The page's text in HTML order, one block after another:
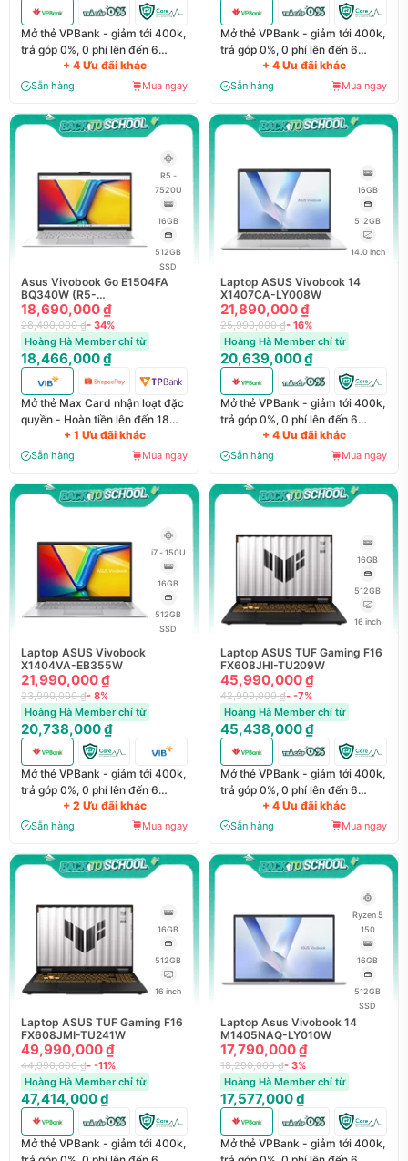
Mở thẻ VPBank - giảm tới 400k,
trả góp 0%, 0 phí lên đến 6
+ 4 Ưu đãi khác
Sẵn hàng Mua ngay
Mở thẻ VPBank - giảm tới 400k,
trả góp 0%, 0 phí lên đến 6
+ 4 Ưu đãi khác
Sẵn hàng Mua ngay
R5 -
7520U
16GB
512GB
SSD
Asus Vivobook Go E1504FA
BQ340W (R5-
7520U/16GB/512GB/15.6
inch/W11/Bạc)
18,690,000 ₫
28,490,000 ₫- 34%
Hoàng Hà Member chỉ từ
18,466,000 ₫
Mở thẻ Max Card nhận loạt đặc
quyền - Hoàn tiền lên đến 18
triệu đồng+ 1 Ưu đãi khác
Sẵn hàng Mua ngay
16GB
512GB
14.0 inch
Laptop ASUS Vivobook 14
X1407CA-LY008W
21,890,000 ₫
25,990,000 ₫- 16%
Hoàng Hà Member chỉ từ
20,639,000 ₫
Mở thẻ VPBank - giảm tới 400k,
trả góp 0%, 0 phí lên đến 6
+ 4 Ưu đãi khác
Sẵn hàng Mua ngay
i7 - 150U
16GB
512GB
SSD
Laptop ASUS Vivobook
X1404VA-EB355W
21,990,000 ₫
23,990,000 ₫- 8%
Hoàng Hà Member chỉ từ
20,738,000 ₫
Mở thẻ VPBank - giảm tới 400k,
trả góp 0%, 0 phí lên đến 6
+ 2 Ưu đãi khác
Sẵn hàng Mua ngay
16GB
512GB
16 inch
Laptop ASUS TUF Gaming F16
FX608JHI-TU209W
45,990,000 ₫
42,990,000 ₫- -7%
Hoàng Hà Member chỉ từ
45,438,000 ₫
Mở thẻ VPBank - giảm tới 400k,
trả góp 0%, 0 phí lên đến 6
+ 4 Ưu đãi khác
Sẵn hàng Mua ngay
16GB
512GB
16 inch
Laptop ASUS TUF Gaming F16
FX608JMI-TU241W
49,990,000 ₫
44,990,000 ₫- -11%
Hoàng Hà Member chỉ từ
47,414,000 ₫
Mở thẻ VPBank - giảm tới 400k,
Ryzen 5
150
16GB
512GB
SSD
Laptop Asus Vivobook 14
M1405NAQ-LY010W
17,790,000 ₫
18,290,000 ₫- 3%
Hoàng Hà Member chỉ từ
17,577,000 ₫
Mở thẻ VPBank - giảm tới 400k,